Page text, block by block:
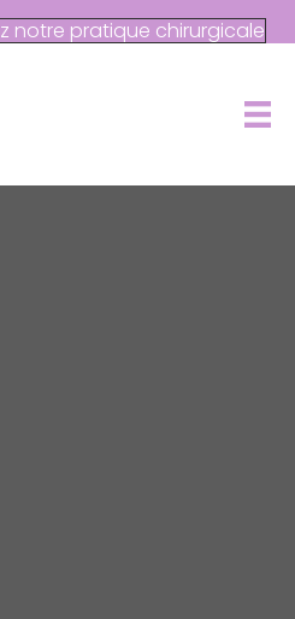
notre pratique chirurgicale